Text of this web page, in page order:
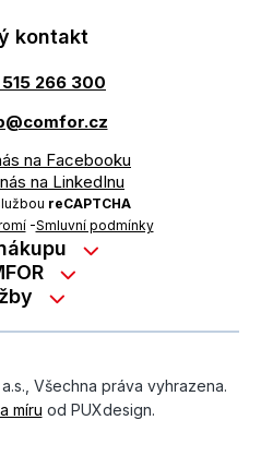
kontakt
266 300
na Facebooku
na LinkedInu
reCAPTCHA
-Smluvní podmínky
na splátky
platby
podmínky
údajů
podpora
Všechna práva vyhrazena.
míru od PUXdesign.